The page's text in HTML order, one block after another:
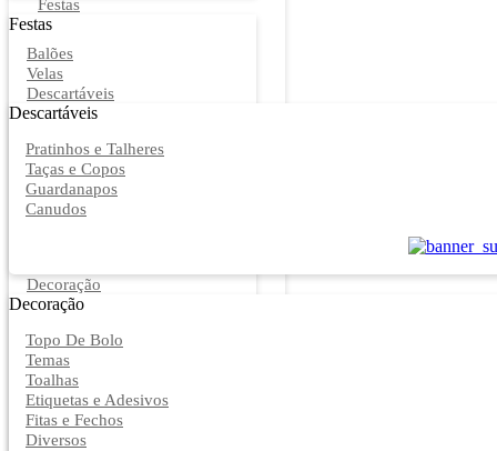
Festas
Festas
Balões
Velas
Descartáveis
Descartáveis
Pratinhos e Talheres
Taças e Copos
Guardanapos
Canudos
Decoração
Decoração
Topo De Bolo
Temas
Toalhas
Etiquetas e Adesivos
Fitas e Fechos
Diversos